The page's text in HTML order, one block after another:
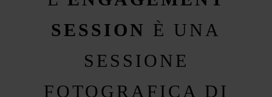
SESSION È UNA
SESSIONE
FOTOGRAFICA DI